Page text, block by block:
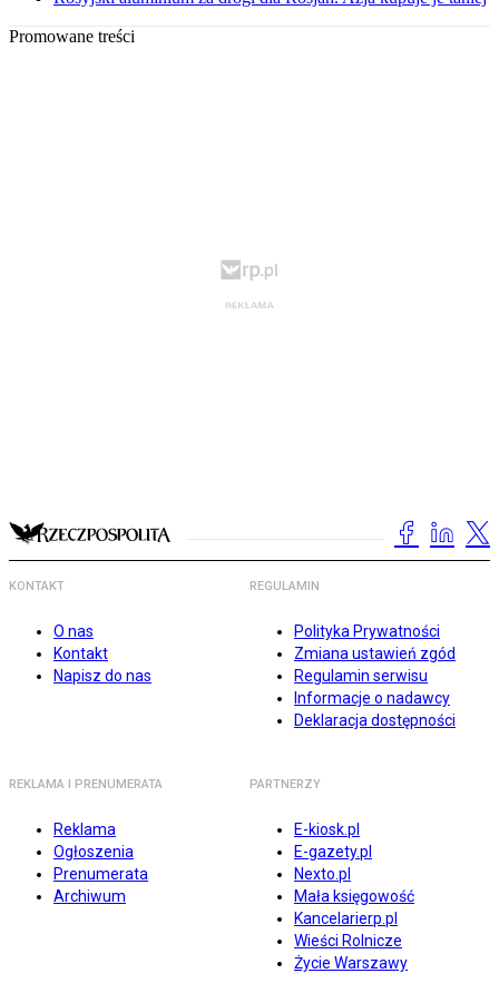
Promowane treści
KONTAKT
O nas
Kontakt
Napisz do nas
REGULAMIN
Polityka Prywatności
Zmiana ustawień zgód
Regulamin serwisu
Informacje o nadawcy
Deklaracja dostępności
REKLAMA I PRENUMERATA
Reklama
Ogłoszenia
Prenumerata
Archiwum
PARTNERZY
E-kiosk.pl
E-gazety.pl
Nexto.pl
Mała księgowość
Kancelarierp.pl
Wieści Rolnicze
Życie Warszawy